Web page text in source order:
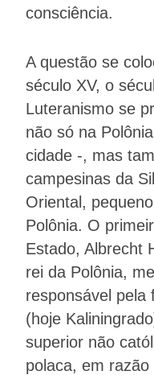
consciência.
A questão se
século XV, o
Luteranismo se
não só na
cidade -, mas
campesinas da
Oriental,
Polônia. O
Estado, Albrecht
rei da Polônia,
responsável pela
(hoje
superior não
polaca, em